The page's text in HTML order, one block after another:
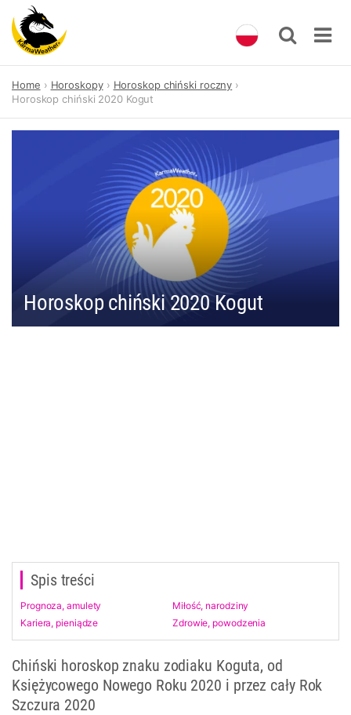
content
Home Horoskopy
Horoskop chiński roczny
Horoskop chiński 2020 Kogut
Horoskop chiński 2020 Kogut
Spis treści
Prognoza, amulety
Miłość, narodziny
Kariera, pieniądze
Zdrowie, powodzenia
Chiński horoskop znaku zodiaku Koguta, od
Księżycowego Nowego Roku 2020 i przez cały Rok
Szczura 2020